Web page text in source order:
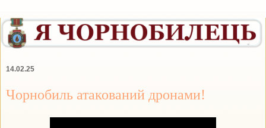
14.02.25
Чорнобиль атакований дронами!